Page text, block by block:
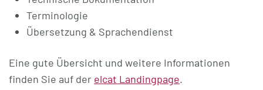
Terminologie
Übersetzung & Sprachendienst
Eine gute Übersicht und weitere Informationen
finden Sie auf der elcat Landingpage.